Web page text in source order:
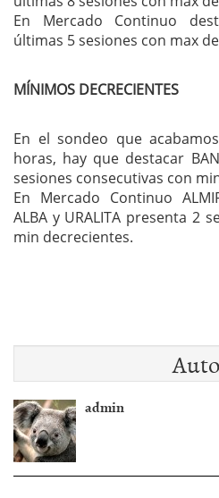
En Mercado Continuo
últimas 5 sesiones con max
MÍNIMOS DECRECIENTES
En el sondeo que
horas, hay que destacar
sesiones consecutivas con
En Mercado Continuo
ALBA y URALITA presenta 2
min decrecientes.
admin